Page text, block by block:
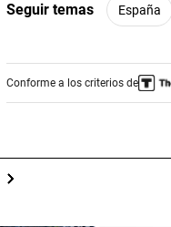
Seguir temas España
Conforme a los criterios de